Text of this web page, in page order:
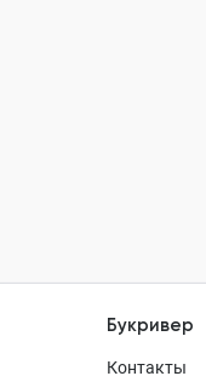
Букривер
Контакты